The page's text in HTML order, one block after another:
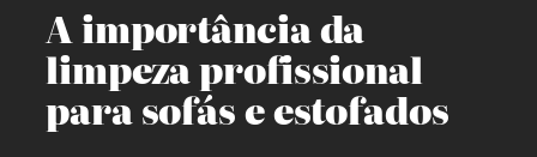
A importância da
limpeza profissional
para sofás e estofados